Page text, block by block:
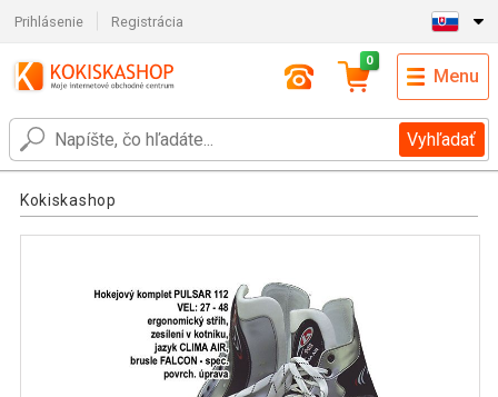
Prihlásenie Registrácia
Vyhľadať
0
Menu
Kokiskashop